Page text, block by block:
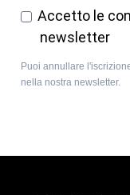
Accetto le
newsletter
Puoi annullare
nella nostra newsletter.